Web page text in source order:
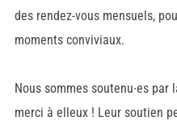
des rendez-vous mensuels,
moments conviviaux.
Nous sommes soutenu∙es
merci à elleux ! Leur soutien